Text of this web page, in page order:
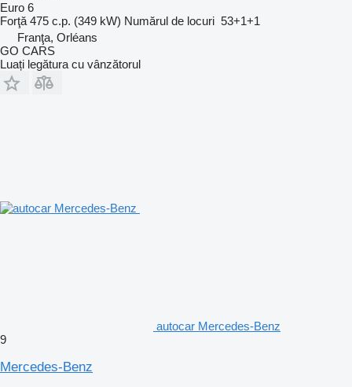
Euro 6
Forţă 475 c.p. (349 kW) Numărul de locuri 53+1+1
Franţa, Orléans
GO CARS
Luați legătura cu vânzătorul
autocar Mercedes-Benz
9
Mercedes-Benz